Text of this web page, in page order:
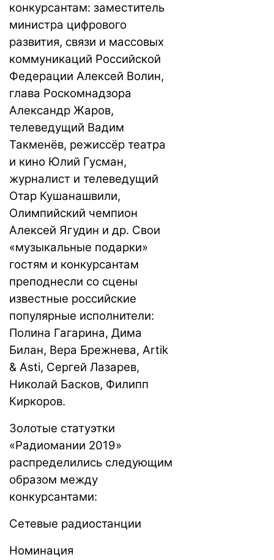
конкурсантам: заместитель
министра цифрового
развития, связи и массовых
коммуникаций Российской
Федерации Алексей Волин,
глава Роскомнадзора
Александр Жаров,
телеведущий Вадим
Такменёв, режиссёр театра
и кино Юлий Гусман,
журналист и телеведущий
Отар Кушанашвили,
Олимпийский чемпион
Алексей Ягудин и др. Свои
«музыкальные подарки»
гостям и конкурсантам
преподнесли со сцены
известные российские
популярные исполнители:
Полина Гагарина, Дима
Билан, Вера Брежнева, Artik
& Asti, Сергей Лазарев,
Николай Басков, Филипп
Киркоров.
Золотые статуэтки
«Радиомании 2019»
распределились следующим
образом между
конкурсантами:
Сетевые радиостанции
Номинация